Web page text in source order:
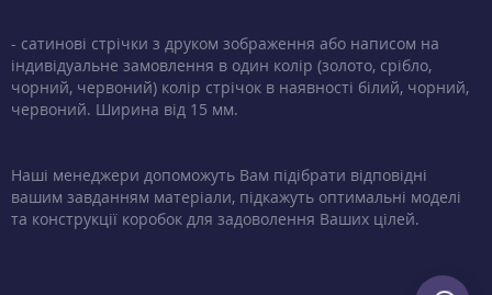
- сатинові стрічки з друком зображення або написом на
індивідуальне замовлення в один колір (золото, срібло,
чорний, червоний) колір стрічок в наявності білий, чорний,
червоний. Ширина від 15 мм.
Наші менеджери допоможуть Вам підібрати відповідні
вашим завданням матеріали, підкажуть оптимальні моделі
та конструкції коробок для задоволення Ваших цілей.